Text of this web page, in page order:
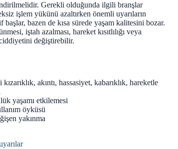
Gerekli olduğunda ilgili branşlar
işlem yükünü azaltırken önemli uyarıların
bazen de kısa sürede yaşam kalitesini bozar.
iştah azalması, hareket kısıtlılığı veya
değiştirebilir.
akıntı, hassasiyet, kabarıklık, hareketle
yaşamı etkilemesi
öyküsü
yakınma